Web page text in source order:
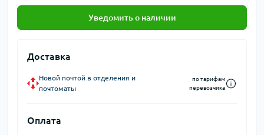
Уведомить о наличии
Доставка
Новой почтой в отделения и
почтоматы
по тарифам
перевозчика
Оплата